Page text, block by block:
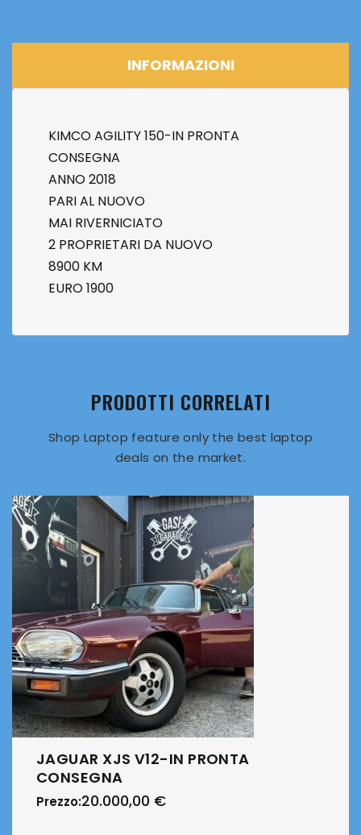
INFORMAZIONI
KIMCO AGILITY 150-IN PRONTA
CONSEGNA
ANNO 2018
PARI AL NUOVO
MAI RIVERNICIATO
2 PROPRIETARI DA NUOVO
8900 KM
EURO 1900
PRODOTTI CORRELATI
Shop Laptop feature only the best laptop
deals on the market.
JAGUAR XJS V12-IN PRONTA
CONSEGNA
Prezzo:20.000,00 €